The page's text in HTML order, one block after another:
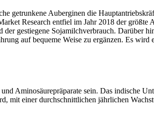
getrunkene Auberginen die
Research entfiel im Jahr 2018 der
gestiegene Sojamilchverbrauch. Darüber
auf bequeme Weise zu ergänzen. Es
Aminosäurepräparate sein. Das indische
mit einer durchschnittlichen jährlichen